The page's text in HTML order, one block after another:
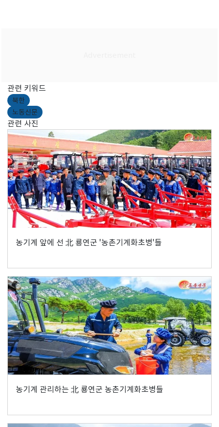
관련 키워드
북한
노동신문
관련 사진
농기계 앞에 선 北 룡연군 '농촌기계화초병'들
농기계 관리하는 北 룡연군 농촌기계화초병들